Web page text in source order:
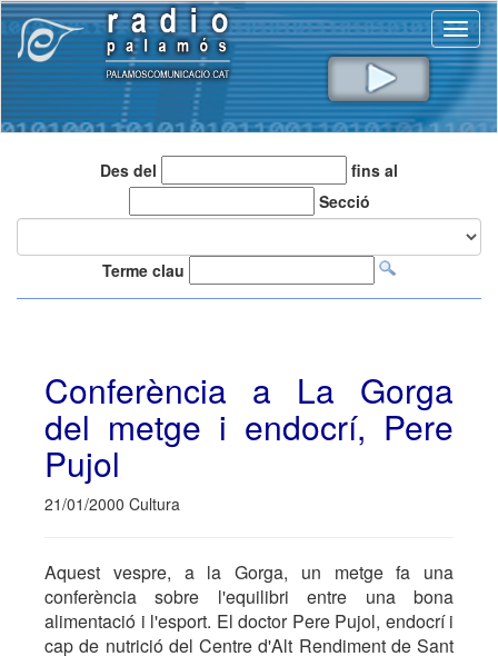
Des del
fins al
Secció
Terme clau
Conferència a La Gorga
del metge i endocrí, Pere
Pujol
21/01/2000 Cultura
Aquest vespre, a la Gorga, un metge fa una
conferència sobre l'equilibri entre una bona
alimentació i l'esport. El doctor Pere Pujol, endocrí i
cap de nutrició del Centre d'Alt Rendiment de Sant